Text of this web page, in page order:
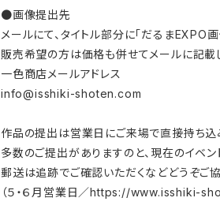
●画像提出先
メールにて、タイトル部分に「だるま
販売希望の方は価格も併せてメールに記載
一色商店メールアドレス
info@isshiki-shoten.com
作品の提出は営業日にご来場で直接持ち込
多数のご提出がありますのと、現在のイベ
郵送は追跡でご確認いただくなどどうぞご
（５・６月営業日／https://www.isshiki-